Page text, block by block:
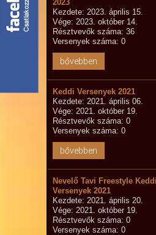
2023
Kezdete: 2023. április 15.
Vége: 2023. október 14.
Résztvevők száma: 36
Versenyek száma: 0
bővebben
Keddi Versenyek 2021
Kezdete: 2021. április 06.
Vége: 2021. október 19.
Résztvevők száma: 0
Versenyek száma: 0
bővebben
Nevelő Tavi Freestyle Keddi
Versenyek 2021
Kezdete: 2021. április 20.
Vége: 2021. október 19.
Résztvevők száma: 0
Versenyek száma: 0